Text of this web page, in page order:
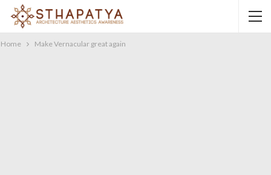
Home Make Vernacular great again